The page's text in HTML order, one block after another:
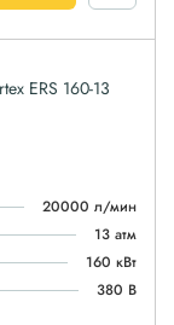
ERS 160-13
20000 л/мин
13 атм
160 кВт
380 В